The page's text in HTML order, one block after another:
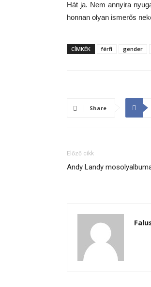
Hát ja. Nem annyira
honnan olyan ismerős
CÍMKÉK férfi gender
Share
Előző cikk
Andy Landy